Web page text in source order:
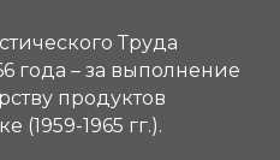
Труда
года – за выполнение
продуктов
(1959-1965 гг.).